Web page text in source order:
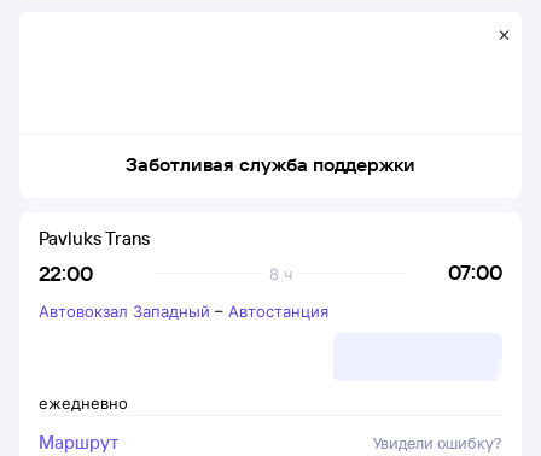
Заботливая служба поддержки
22:00 07:00
8 ч
Pavluks Trans
ежедневно
Автовокзал Западный – Автостанция
Маршрут Увидели ошибку?